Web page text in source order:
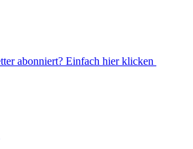
abonniert? Einfach hier klicken